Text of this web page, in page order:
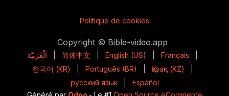
Politique de cookies
Copyright © Bible-video.app
الْعَرَبيّة 简体中文 English (US) Français
한국어 (KR)
Português (BR) Қазақ (KZ)
русский язык
Español